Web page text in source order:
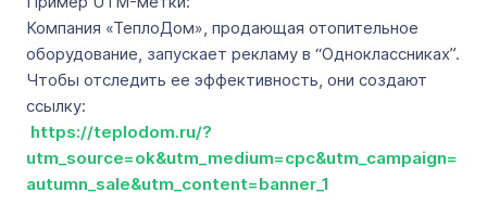
Компания «ТеплоДом», продающая отопительное
оборудование, запускает рекламу в “Одноклассниках”.
Чтобы отследить ее эффективность, они создают
ссылку:
https://teplodom.ru/?
utm_source=ok&utm_medium=cpc&utm_campaign=
autumn_sale&utm_content=banner_1